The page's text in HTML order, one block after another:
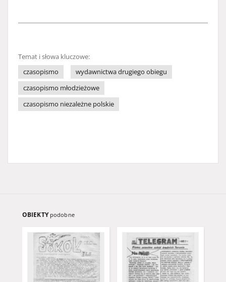
Temat i słowa kluczowe:
czasopismo
wydawnictwa drugiego obiegu
czasopismo młodzieżowe
czasopismo niezależne polskie
OBIEKTY podobne